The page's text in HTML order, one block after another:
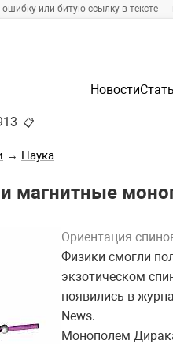
ошибку или битую ссылку в тексте
Новости
📋
→ Наука
магнитные
Ориентация
Физики смогли
экзотическом
появились в
News.
Монополем